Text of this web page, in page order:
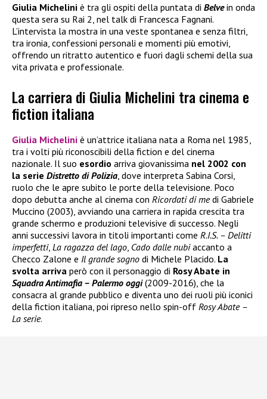
Giulia Michelini è tra gli ospiti della puntata di Belve in onda
questa sera su Rai 2, nel talk di Francesca Fagnani.
L’intervista la mostra in una veste spontanea e senza filtri,
tra ironia, confessioni personali e momenti più emotivi,
offrendo un ritratto autentico e fuori dagli schemi della sua
vita privata e professionale.
La carriera di Giulia Michelini tra cinema e
fiction italiana
Giulia Michelini è un’attrice italiana nata a Roma nel 1985,
tra i volti più riconoscibili della fiction e del cinema
nazionale. Il suo esordio arriva giovanissima nel 2002 con
la serie Distretto di Polizia, dove interpreta Sabina Corsi,
ruolo che le apre subito le porte della televisione. Poco
dopo debutta anche al cinema con Ricordati di medi Gabriele
Muccino (2003), avviando una carriera in rapida crescita tra
grande schermo e produzioni televisive di successo. Negli
anni successivi lavora in titoli importanti come R.I.S. – Delitti
imperfetti, La ragazza del lago, Cado dalle nubiaccanto a
Checco Zalone e Il grande sogno di Michele Placido. La
svolta arriva però con il personaggio di Rosy Abate in
Squadra Antimafia – Palermo oggi(2009-2016), che la
consacra al grande pubblico e diventa uno dei ruoli più iconici
della fiction italiana, poi ripreso nello spin-off Rosy Abate –
La serie.